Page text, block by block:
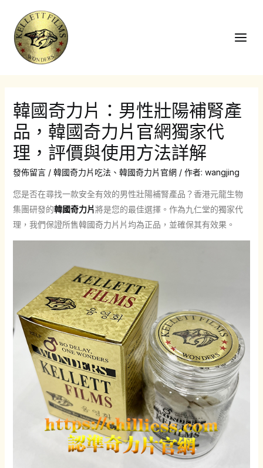
韓國奇力片：男性壯陽補腎產
品，韓國奇力片官網獨家代
理，評價與使用方法詳解
發佈留言 / 韓國奇力片吃法、 韓國奇力片官網/ 作者: wangjing
您是否在尋找一款安全有效的男性壯陽補腎產品？香港元龍生物
集團研發的韓國奇力片將是您的最佳選擇。作為九仁堂的獨家代
理，我們保證所售韓國奇力片片均為正品，並確保其有效果。